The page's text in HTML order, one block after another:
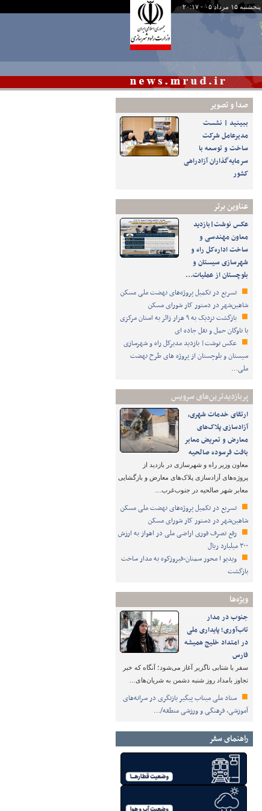
پنجشنبه ۱۵ مرداد ۰۵ - ۲۰:۱۷
صدا و تصوير
ببینید | نشست
مدیرعامل شرکت
ساخت و توسعه با
سرمایه‌گذاران آزادراهی
کشور
عناوین برتر
عکس نوشت|بازدید
معاون مهندسی و
ساخت اداره‌کل راه و
شهرسازی سیستان و
بلوچستان از عملیات…
تسریع در تکمیل پروژه‌های نهضت ملی مسکن
شاهین‌شهر در دستور کار شورای مسکن
بازگشت نزدیک به ۹ هزار زائر به استان مرکزی
با ناوگان حمل و نقل جاده ای
عکس نوشت| بازدید مدیرکل راه و شهرسازی
سیستان و بلوچستان از پروژه های طرح نهضت
ملی…
پربازدیدترین‌های سرویس
ارتقای خدمات شهری،
آزادسازی پلاک‌های
معارض و تعریض معابر
بافت فرسوده صالحیه
معاون وزیر راه و شهرسازی در بازدید از
پروژه‌های آزادسازی پلاک‌های معارض و بازگشایی
معابر شهر صالحیه در جنوب‌غرب…
تسریع در تکمیل پروژه‌های نهضت ملی مسکن
شاهین‌شهر در دستور کار شورای مسکن
رفع تصرف فوری اراضی ملی در اهواز به ارزش
۳۰۰ میلیارد ریال
ویدیو ا محور سمنان-فیروزکوه به مدار ساخت
بازگشت
ویژه‌ها
جنوب در مدار
تاب‌آوری؛ پایداری ملی
در امتداد خلیج همیشه
فارس
سفر با شتابی ناگزیر آغاز می‌شود؛ آنگاه که خبر
تجاوز بامداد روز شنبه دشمن به شریان‌های…
ستاد ملی میناب پیگیر بازنگری در سرانه‌های
آموزشی، فرهنگی و ورزشی منطقه/…
راهنمای سفر